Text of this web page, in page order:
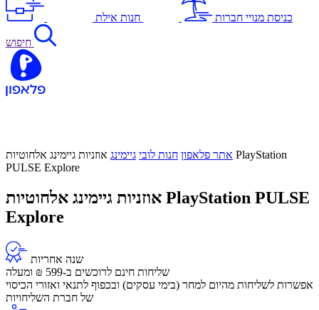
כניסת מנויי חברות חנות אילת
חיפוש
אתר פלאפון חנות לובי גיימינג אוזניות גיימינג אלחוטיות PlayStation
PULSE Explore
אוזניות גיימינג אלחוטיות PlayStation PULSE
Explore
שנה אחריות
שליחות חינם לרוכשים ב-599 ₪ ומעלה
​אפשרות לשליחות מהיום למחר (בימי עסקים) ובכפוף לתנאי ואזורי הכיסוי
של חברת השליחויות